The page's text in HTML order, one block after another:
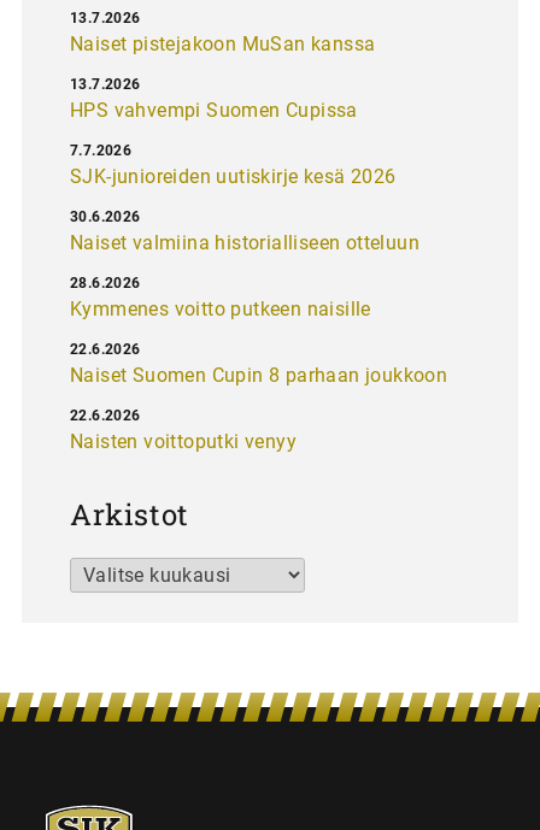
Naiset pistejakoon MuSan kanssa
13.7.2026
HPS vahvempi Suomen Cupissa
13.7.2026
SJK-junioreiden uutiskirje kesä 2026
7.7.2026
Naiset valmiina historialliseen otteluun
30.6.2026
Kymmenes voitto putkeen naisille
28.6.2026
Naiset Suomen Cupin 8 parhaan joukkoon
22.6.2026
Naisten voittoputki venyy
22.6.2026
Arkistot
Arkistot
SJK-